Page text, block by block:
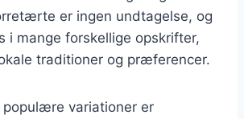
er ingen undtagelse, og
i mange forskellige opskrifter,
traditioner og præferencer.
populære variationer er